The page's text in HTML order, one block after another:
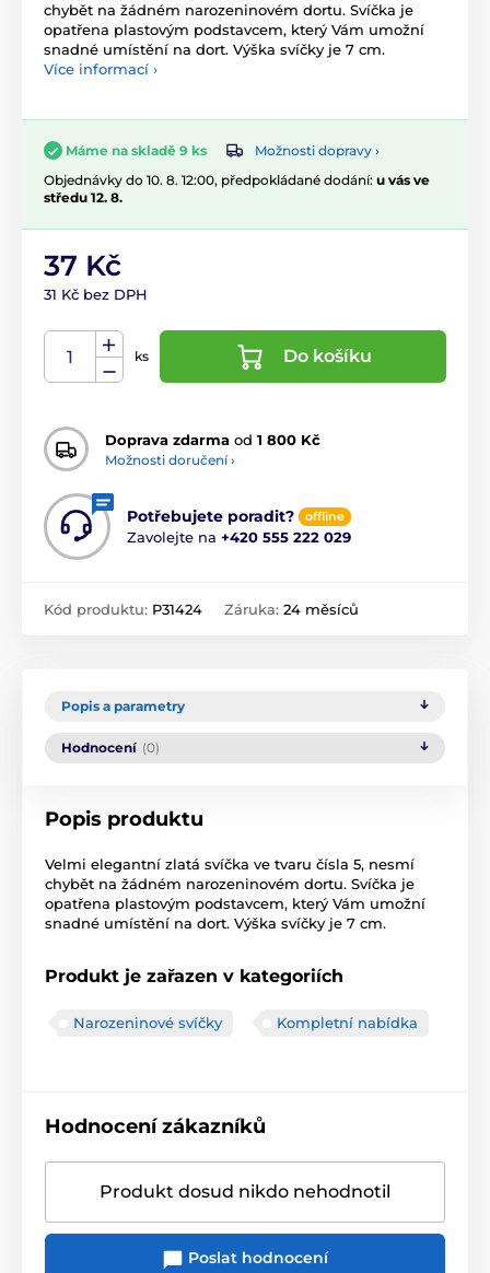
chybět na žádném narozeninovém dor­tu. Svíčka je
opatřena plastovým podstavcem, který Vám umožní
snadné umístění na dort. Výška svíčky je 7 cm.
Více informací ›
Máme na skladě 9 ks
Možnosti dopravy ›
Objednávky do 10. 8. 12:00, předpokládané dodání: u vás ve
středu 12. 8.
37 Kč
31 Kč bez DPH
ks Do košíku
Doprava zdarma od 1 800 Kč
Možnosti doručení ›
Potřebujete poradit? offline
Zavolejte na +420 555 222 029
Kód produktu: P31424 Záruka: 24 měsíců
Popis a parametry
Hodnocení (0)
Popis produktu
Velmi elegantní zlatá svíčka ve tvaru čísla 5, nesmí
chybět na žádném narozeninovém dor­tu. Svíčka je
opatřena plastovým podstavcem, který Vám umožní
snadné umístění na dort. Výška svíčky je 7 cm.
Produkt je zařazen v kategoriích
Narozeninové svíčky Kompletní nabídka
Hodnocení zákazníků
Produkt dosud nikdo nehodnotil
Poslat hodnocení